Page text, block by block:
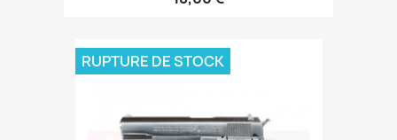
RUPTURE DE STOCK